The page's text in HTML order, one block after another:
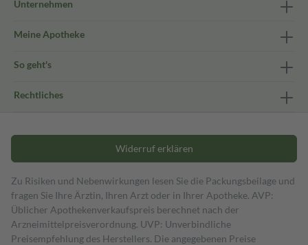
Unternehmen
Meine Apotheke
So geht's
Rechtliches
Widerruf erklären
Zu Risiken und Nebenwirkungen lesen Sie die Packungsbeilage und
fragen Sie Ihre Ärztin, Ihren Arzt oder in Ihrer Apotheke. AVP:
Üblicher Apothekenverkaufspreis berechnet nach der
Arzneimittelpreisverordnung. UVP: Unverbindliche
Preisempfehlung des Herstellers. Die angegebenen Preise